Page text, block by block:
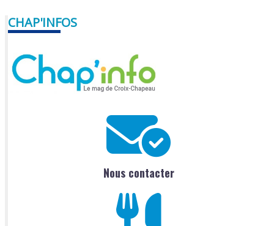
CHAP'INFOS
Nous contacter